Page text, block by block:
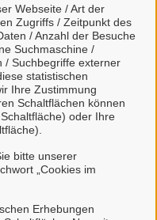
Webseite / Art der
Zugriffs / Zeitpunkt des
/ Anzahl der Besuche
Suchmaschine /
/ Suchbegriffe externer
statistischen
Ihre Zustimmung
Schaltflächen können
oder Ihre
bitte unserer
„Cookies im
Erhebungen
diese
möchten, klicken Sie